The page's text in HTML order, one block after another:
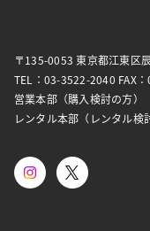
〒135-0053 東京都江東区
TEL：03-3522-2040 FAX
営業本部（購入検討の方）
レンタル本部（レンタル検